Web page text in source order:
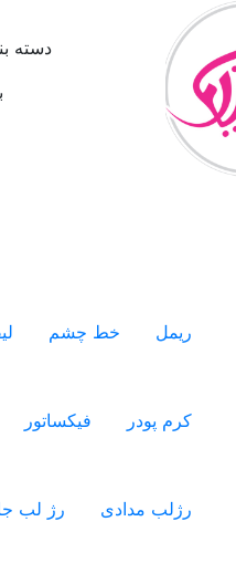
دسته
ریمل
خط چشم
کرم پودر
فیکساتور
رژلب مدادی
رژ لب